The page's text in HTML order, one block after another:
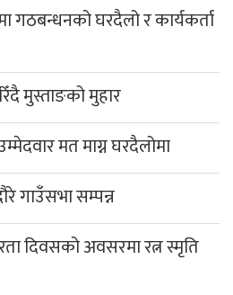
गठबन्धनको घरदैलो र कार्यकर्ता
मुस्ताङको मुहार
मत माग्न घरदैलोमा
गाउँसभा सम्पन्न
दिवसको अवसरमा रत्न स्मृति